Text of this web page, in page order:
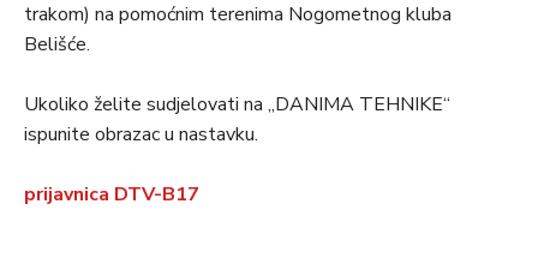
trakom) na pomoćnim terenima Nogometnog kluba
Belišće.
Ukoliko želite sudjelovati na „DANIMA TEHNIKE“
ispunite obrazac u nastavku.
prijavnica DTV-B17